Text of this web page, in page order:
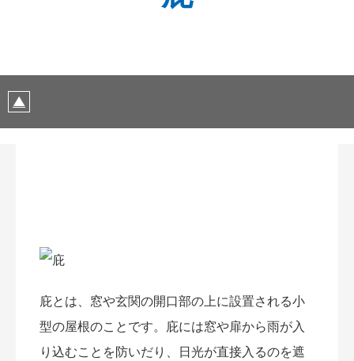
庇とは、窓や玄関の開口部の上に設置される小
型の屋根のことです。庇には窓や扉から雨が入
り込むことを防いだり、日光が直接入るのを遮